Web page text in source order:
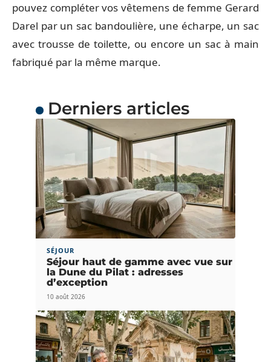
pouvez compléter vos vêtemens de femme Gerard
Darel par un sac bandoulière, une écharpe, un sac
avec trousse de toilette, ou encore un sac à main
fabriqué par la même marque.
Derniers articles
SÉJOUR
Séjour haut de gamme avec vue sur
la Dune du Pilat : adresses
d’exception
10 août 2026